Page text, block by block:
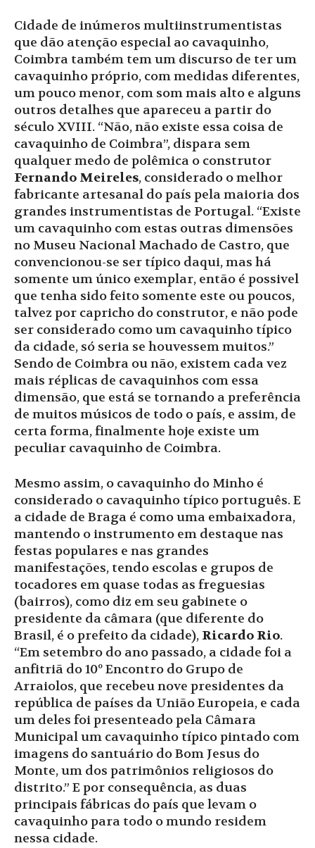
Cidade de inúmeros multiinstrumentistas
que dão atenção especial ao cavaquinho,
Coimbra também tem um discurso de ter um
cavaquinho próprio, com medidas diferentes,
um pouco menor, com som mais alto e alguns
outros detalhes que apareceu a partir do
século XVIII. “Não, não existe essa coisa de
cavaquinho de Coimbra”, dispara sem
qualquer medo de polêmica o construtor
Fernando Meireles, considerado o melhor
fabricante artesanal do país pela maioria dos
grandes instrumentistas de Portugal. “Existe
um cavaquinho com estas outras dimensões
no Museu Nacional Machado de Castro, que
convencionou-se ser típico daqui, mas há
somente um único exemplar, então é possivel
que tenha sido feito somente este ou poucos,
talvez por capricho do construtor, e não pode
ser considerado como um cavaquinho típico
da cidade, só seria se houvessem muitos.”
Sendo de Coimbra ou não, existem cada vez
mais réplicas de cavaquinhos com essa
dimensão, que está se tornando a preferência
de muitos músicos de todo o país, e assim, de
certa forma, finalmente hoje existe um
peculiar cavaquinho de Coimbra.
Mesmo assim, o cavaquinho do Minho é
considerado o cavaquinho típico português. E
a cidade de Braga é como uma embaixadora,
mantendo o instrumento em destaque nas
festas populares e nas grandes
manifestações, tendo escolas e grupos de
tocadores em quase todas as freguesias
(bairros), como diz em seu gabinete o
presidente da câmara (que diferente do
Brasil, é o prefeito da cidade), Ricardo Rio.
“Em setembro do ano passado, a cidade foi a
anfitriã do 10º Encontro do Grupo de
Arraiolos, que recebeu nove presidentes da
república de países da União Europeia, e cada
um deles foi presenteado pela Câmara
Municipal um cavaquinho típico pintado com
imagens do santuário do Bom Jesus do
Monte, um dos patrimônios religiosos do
distrito.” E por consequência, as duas
principais fábricas do país que levam o
cavaquinho para todo o mundo residem
nessa cidade.